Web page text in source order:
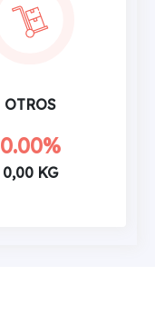
OTROS
0.00%
0,00 KG